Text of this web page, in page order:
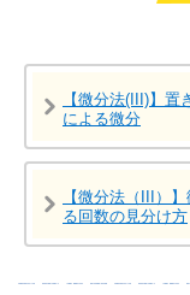
【微分法(III)】置
による微分
【微分法（III）
る回数の見分け方